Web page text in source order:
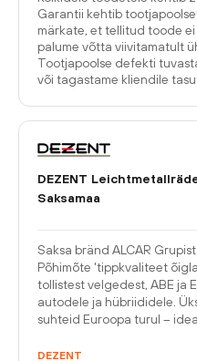
Garantii kehtib
märkate, et tellitud toode
palume võtta viivitamatult
Tootjapoolse defekti
või tagastame kliendile
DEZENT
Saksamaa
Saksa bränd ALCAR
Põhimõte 'tippkvaliteet
tollistest velgedest, ABE ja
autodele ja hübriididele.
suhteid Euroopa turul –
DEZENT